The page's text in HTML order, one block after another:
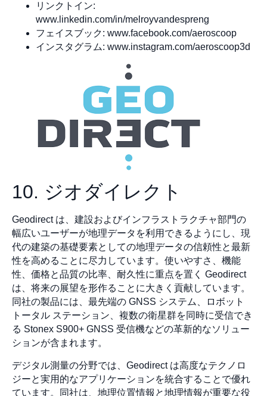
リンクトイン:
www.linkedin.com/in/melroyvandespreng
フェイスブック: www.facebook.com/aeroscoop
インスタグラム: www.instagram.com/aeroscoop3d
10. ジオダイレクト
Geodirect は、建設およびインフラストラクチャ部門の
幅広いユーザーが地理データを利用できるようにし、現
代の建築の基礎要素としての地理データの信頼性と最新
性を高めることに尽力しています。使いやすさ、機能
性、価格と品質の比率、耐久性に重点を置く Geodirect
は、将来の展望を形作ることに大きく貢献しています。
同社の製品には、最先端の GNSS システム、ロボット
トータル ステーション、複数の衛星群を同時に受信でき
る Stonex S900+ GNSS 受信機などの革新的なソリュー
ションが含まれます。
デジタル測量の分野では、Geodirect は高度なテクノロ
ジーと実用的なアプリケーションを統合することで優れ
ています。同社は、地理位置情報と地理情報が重要な役